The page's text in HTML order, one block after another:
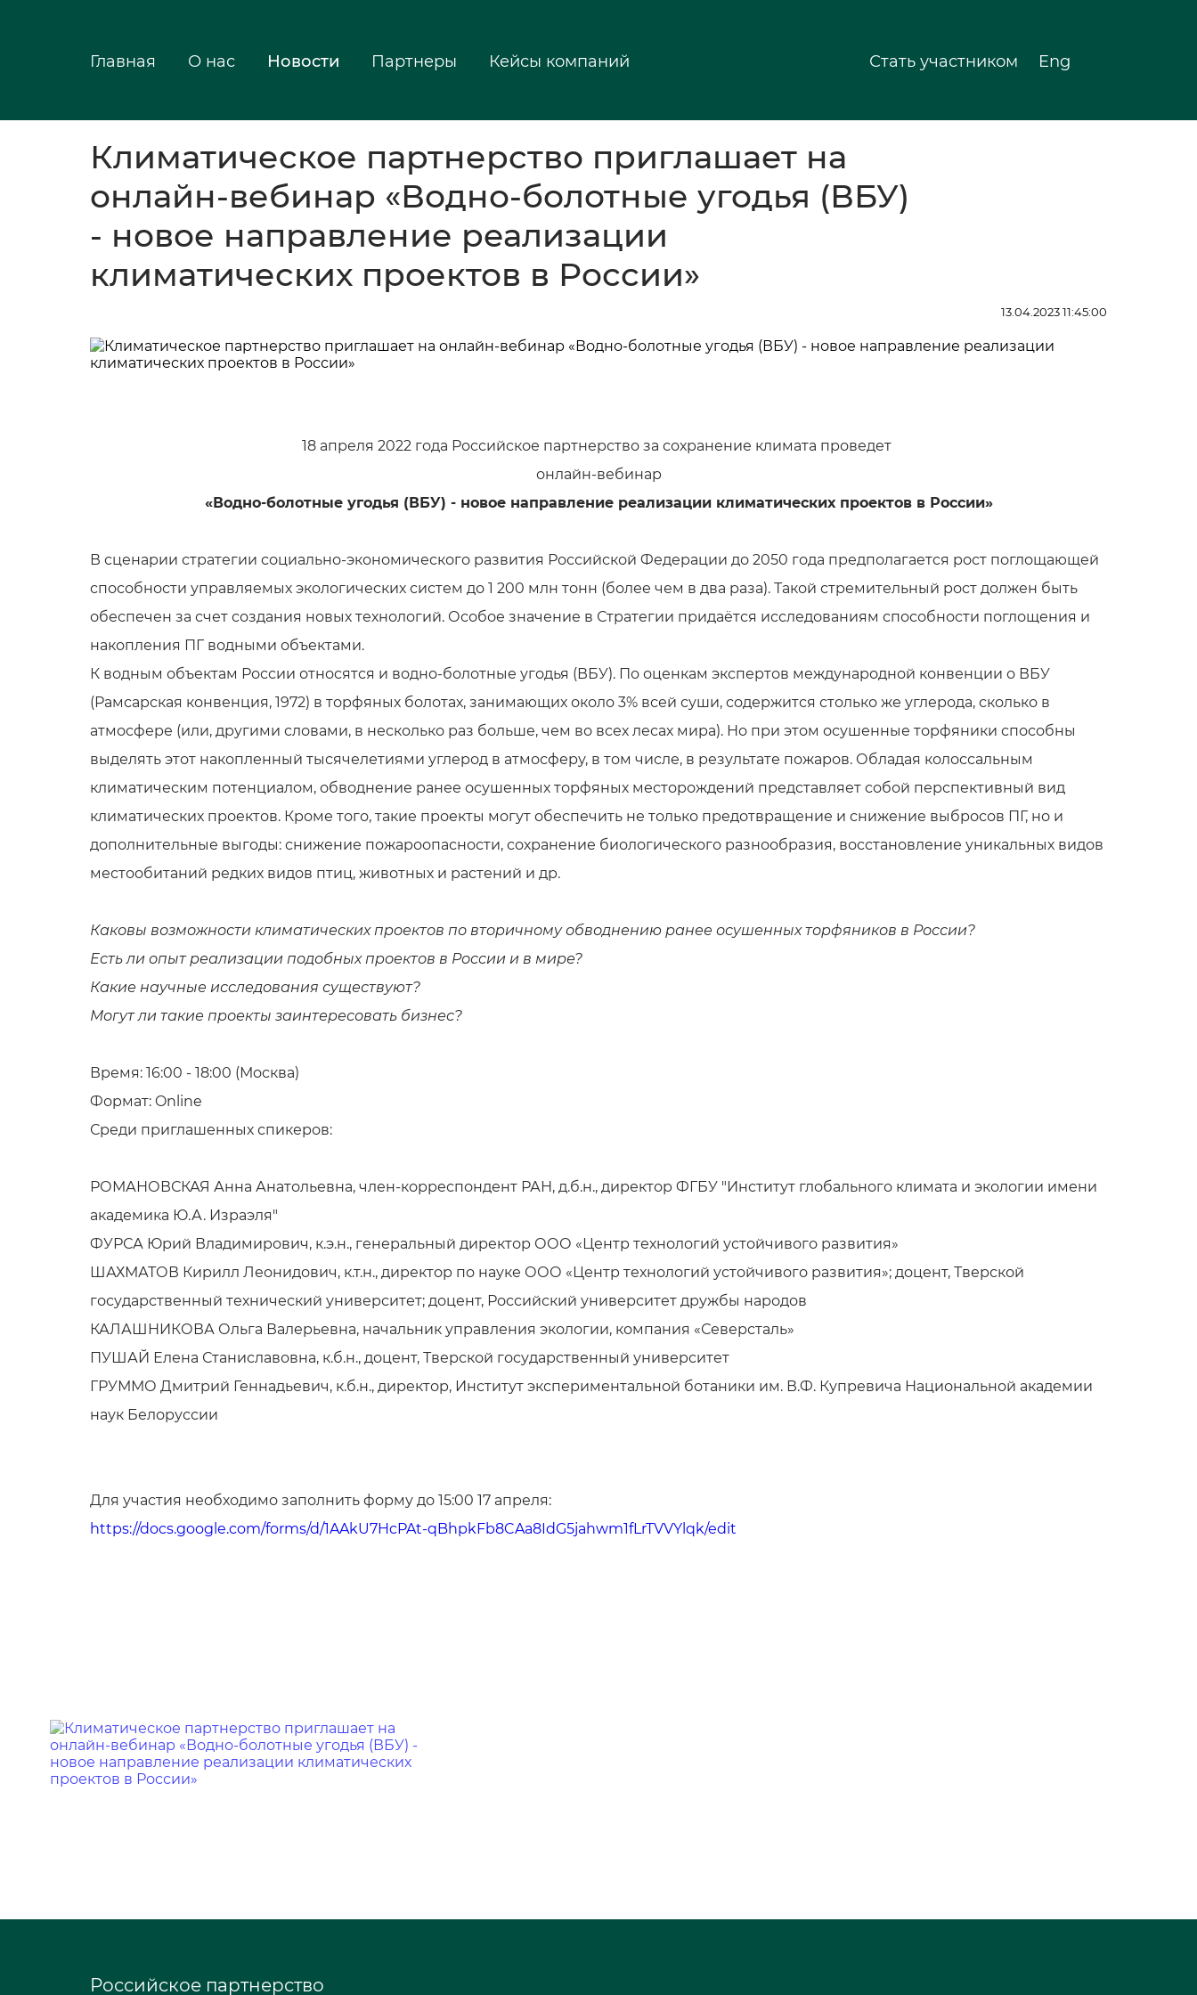
Главная О нас Новости Партнеры Кейсы компаний Стать участником Eng
Климатическое партнерство приглашает на
онлайн-вебинар «Водно-болотные угодья (ВБУ)
- новое направление реализации
климатических проектов в России»
13.04.2023 11:45:00
18 апреля 2022 года Российское партнерство за сохранение климата проведет
онлайн-вебинар
«Водно-болотные угодья (ВБУ) - новое направление реализации климатических проектов в России»
В сценарии стратегии социально-экономического развития Российской Федерации до 2050 года предполагаетcя рост поглощающей
способности управляемых экологических систем до 1 200 млн тонн (более чем в два раза). Такой стремительный рост должен быть
обеспечен за счет создания новых технологий. Особое значение в Стратегии придаётся исследованиям способности поглощения и
накопления ПГ водными объектами.
К водным объектам России относятся и водно-болотные угодья (ВБУ). По оценкам экспертов международной конвенции о ВБУ
(Рамсарская конвенция, 1972) в торфяных болотах, занимающих около 3% всей суши, содержится столько же углерода, сколько в
атмосфере (или, другими словами, в несколько раз больше, чем во всех лесах мира). Но при этом осушенные торфяники способны
выделять этот накопленный тысячелетиями углерод в атмосферу, в том числе, в результате пожаров. Обладая колоссальным
климатическим потенциалом, обводнение ранее осушенных торфяных месторождений представляет собой перспективный вид
климатических проектов. Кроме того, такие проекты могут обеспечить не только предотвращение и снижение выбросов ПГ, но и
дополнительные выгоды: снижение пожароопасности, сохранение биологического разнообразия, восстановление уникальных видов
местообитаний редких видов птиц, животных и растений и др.
Каковы возможности климатических проектов по вторичному обводнению ранее осушенных торфяников в России?
Есть ли опыт реализации подобных проектов в России и в мире?
Какие научные исследования существуют?
Могут ли такие проекты заинтересовать бизнес?
Время: 16:00 - 18:00 (Москва)
Формат: Online
Среди приглашенных спикеров:
РОМАНОВСКАЯ Анна Анатольевна, член-корреспондент РАН, д.б.н., директор ФГБУ "Институт глобального климата и экологии имени
академика Ю.А. Израэля"
ФУРСА Юрий Владимирович, к.э.н., генеральный директор ООО «Центр технологий устойчивого развития»
ШАХМАТОВ Кирилл Леонидович, к.т.н., директор по науке ООО «Центр технологий устойчивого развития»; доцент, Тверской
государственный технический университет; доцент, Российский университет дружбы народов
КАЛАШНИКОВА Ольга Валерьевна, начальник управления экологии, компания «Северсталь»
ПУШАЙ Елена Станиславовна, к.б.н., доцент, Тверской государственный университет
ГРУММО Дмитрий Геннадьевич, к.б.н., директор, Институт экспериментальной ботаники им. В.Ф. Купревича Национальной академии
наук Белоруссии
Для участия необходимо заполнить форму до 15:00 17 апреля:
https://docs.google.com/forms/d/1AAkU7HcPAt-qBhpkFb8CAa8IdG5jahwm1fLrTVVYlqk/edit
Российское партнерство